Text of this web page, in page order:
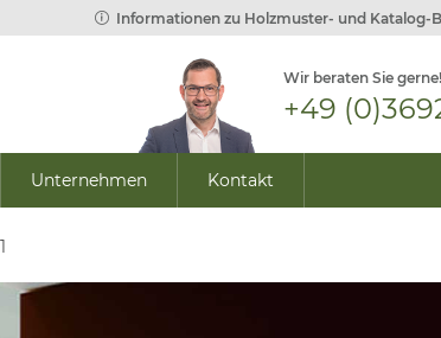
Informationen zu Holzmuster- und Katalog-
Wir beraten Sie
+49
Unternehmen Kontakt